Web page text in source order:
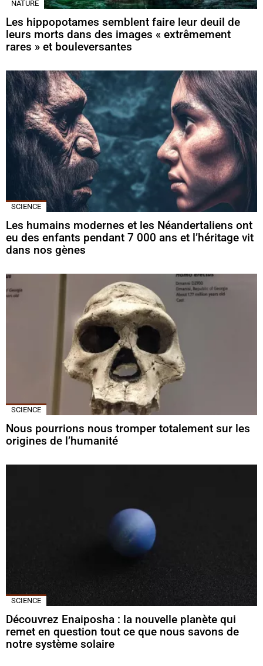
NATURE
Les hippopotames semblent faire leur deuil de
leurs morts dans des images « extrêmement
rares » et bouleversantes
SCIENCE
Les humains modernes et les Néandertaliens ont
eu des enfants pendant 7 000 ans et l’héritage vit
dans nos gènes
SCIENCE
Nous pourrions nous tromper totalement sur les
origines de l’humanité
SCIENCE
Découvrez Enaiposha : la nouvelle planète qui
remet en question tout ce que nous savons de
notre système solaire